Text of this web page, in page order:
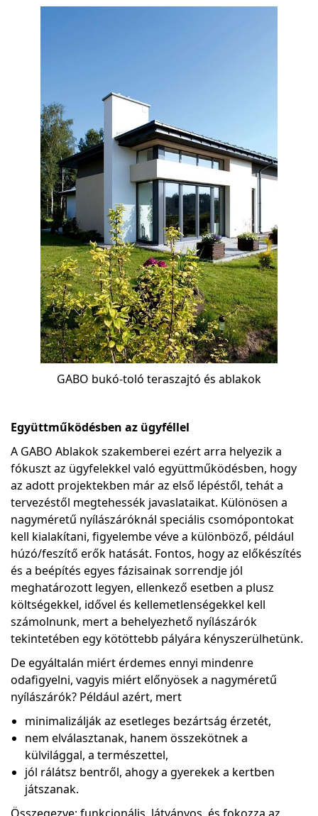
GABO bukó-toló teraszajtó és ablakok
Együttműködésben az ügyféllel
A GABO Ablakok szakemberei ezért arra helyezik a
fókuszt az ügyfelekkel való együttműködésben, hogy
az adott projektekben már az első lépéstől, tehát a
tervezéstől megtehessék javaslataikat. Különösen a
nagyméretű nyílászáróknál speciális csomópontokat
kell kialakítani, figyelembe véve a különböző, például
húzó/feszítő erők hatását. Fontos, hogy az előkészítés
és a beépítés egyes fázisainak sorrendje jól
meghatározott legyen, ellenkező esetben a plusz
költségekkel, idővel és kellemetlenségekkel kell
számolnunk, mert a behelyezhető nyílászárók
tekintetében egy kötöttebb pályára kényszerülhetünk.
De egyáltalán miért érdemes ennyi mindenre
odafigyelni, vagyis miért előnyösek a nagyméretű
nyílászárók? Például azért, mert
minimalizálják az esetleges bezártság érzetét,
nem elválasztanak, hanem összekötnek a
külvilággal, a természettel,
jól rálátsz bentről, ahogy a gyerekek a kertben
játszanak.